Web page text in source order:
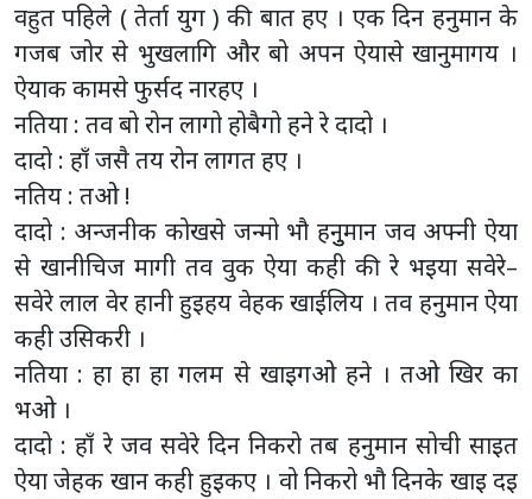
वहुत पहिले ( तेर्ता युग ) की बात हए । एक दिन हनुमान के
गजब जोर से भुखलागि और बो अपन ऐयासे खानुमागय ।
ऐयाक कामसे फुर्सद नारहए ।
नतिया : तव बो रोन लागो होबैगो हने रे दादो ।
दादो : हाँ जसै तय रोन लागत हए ।
नतिय : तओ !
दादो : अन्जनीक कोखसे जन्मो भौ हनुुमान जव अफ्नी ऐया
से खानीचिज मागी तव वुक ऐया कही की रे भइया सवेरे–
सवेरे लाल वेर हानी हुइहय वेहक खाईलिय । तव हनुमान ऐया
कही उसिकरी ।
नतिया : हा हा हा गलम से खाइगओ हने । तओ खिर का
भओ ।
दादो : हाँ रे जव सवेरे दिन निकरो तब हनुमान सोची साइत
ऐया जेहक खान कही हुइकए । वो निकरो भौ दिनके खाइ दइ